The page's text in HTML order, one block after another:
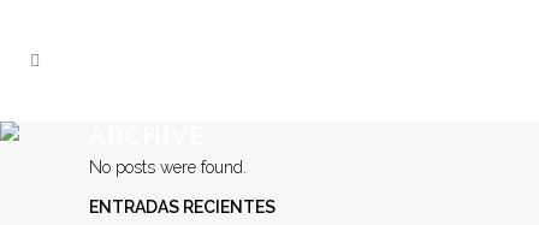
No posts were found.
ENTRADAS RECIENTES